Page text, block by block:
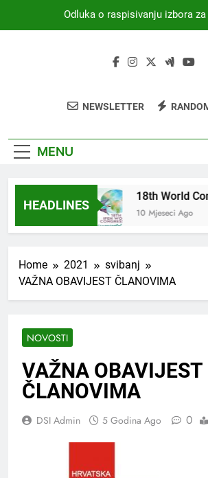
Odluka o raspisivanju izbora za
4. Kongres sanitarne profesije s
NEWSLETTER
MENU
HEADLINES
18th World
10 Mjeseci Ago
Home 2021
svibanj
VAŽNA OBAVIJEST ČLANOVIMA
NOVOSTI
VAŽNA OBAVIJEST
ČLANOVIMA
DSI Admin 5 Godina Ago 0